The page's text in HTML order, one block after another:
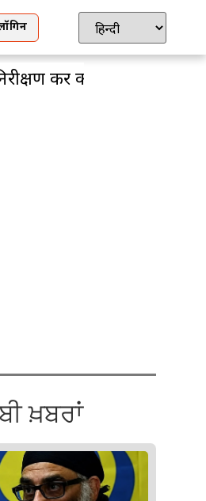
कर कार्य शुरु करवाएगी
ਖ਼ਬਰਾਂ